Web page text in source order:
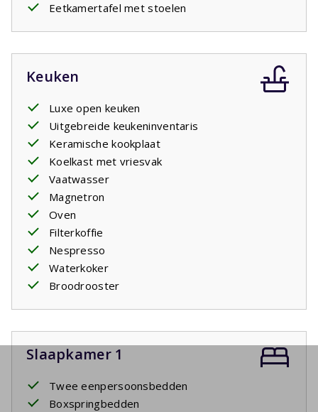
Eetkamertafel met stoelen
Keuken
Luxe open keuken
Uitgebreide keukeninventaris
Keramische kookplaat
Koelkast met vriesvak
Vaatwasser
Magnetron
Oven
Filterkoffie
Nespresso
Waterkoker
Broodrooster
Slaapkamer 1
Twee eenpersoonsbedden
Boxspringbedden